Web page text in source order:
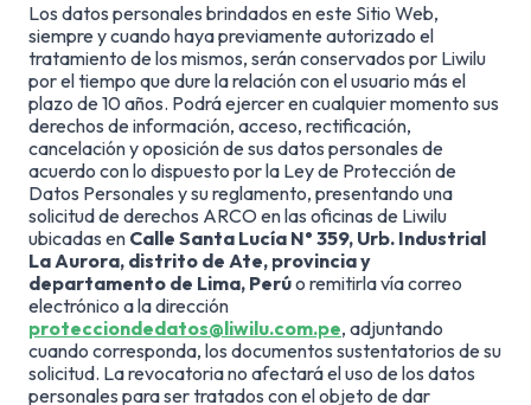
Los datos personales brindados en este Sitio Web,
siempre y cuando haya previamente autorizado el
tratamiento de los mismos, serán conservados por Liwilu
por el tiempo que dure la relación con el usuario más el
plazo de 10 años. Podrá ejercer en cualquier momento sus
derechos de información, acceso, rectificación,
cancelación y oposición de sus datos personales de
acuerdo con lo dispuesto por la Ley de Protección de
Datos Personales y su reglamento, presentando una
solicitud de derechos ARCO en las oficinas de Liwilu
ubicadas en Calle Santa Lucía N° 359, Urb. Industrial
La Aurora, distrito de Ate, provincia y
departamento de Lima, Perúo remitirla vía correo
electrónico a la dirección
protecciondedatos@liwilu.com.pe, adjuntando
cuando corresponda, los documentos sustentatorios de su
solicitud. La revocatoria no afectará el uso de los datos
personales para ser tratados con el objeto de dar